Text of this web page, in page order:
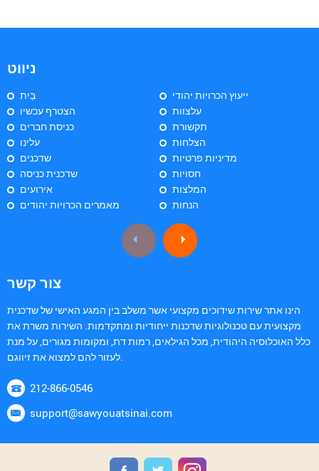
ניווט
בַּיִת
הצטרף עכשיו
כניסת חברים
עלינו
שדכנים
שדכנית כניסה
אירועים
מאמרים הכרויות יהודים
ייעוץ הכרויות יהודי
עלצוות
תקשורת
הצלחות
מדיניות פרטיות
חסויות
המלצות
הנחות
צור קשר
הינו אתר שירות שידוכים מקצועי אשר משלב בין המגע האישי של שדכנית
מקצועית עם טכנולוגיות שדכנות ייחודיות ומתקדמות. השירות משרת את
כלל האוכלוסיה היהודית, מכל הגילאים, רמות דת, ומקומות מגורים, על מנת
לעזור להם למצוא את זיווגם.
212-866-0546
support@sawyouatsinai.com